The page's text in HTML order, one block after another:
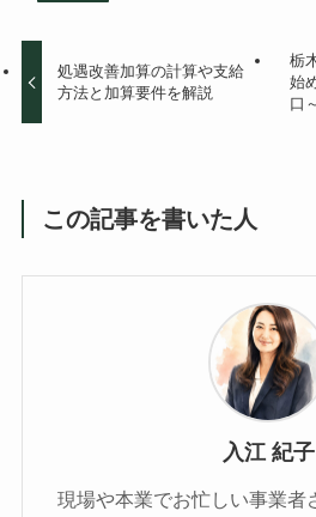
処遇改善加算の計算や支給
方法と加算要件を解説
栃
始
口
この記事を書いた人
入江 紀子
現場や本業でお忙しい事業者